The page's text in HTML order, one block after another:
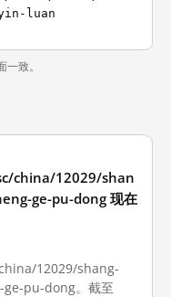
luan
致。
china/12029/shan
ge-pu-dong 现在
12029/shang-
pu-dong。截至